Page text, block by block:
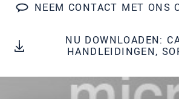
NEEM CONTACT MET ONS
NU DOWNLOADEN:
HANDLEIDINGEN,